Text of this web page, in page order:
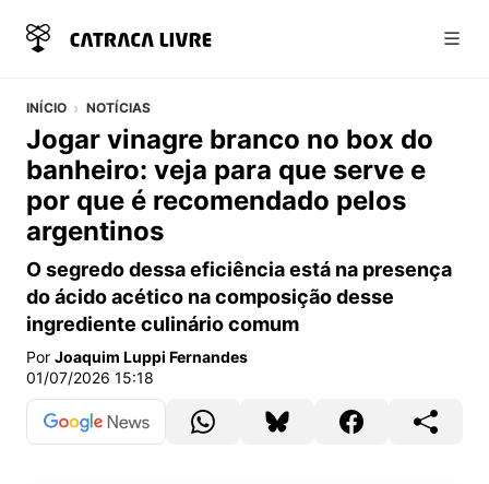
INÍCIO NOTÍCIAS
Jogar vinagre branco no box do
banheiro: veja para que serve e
por que é recomendado pelos
argentinos
O segredo dessa eficiência está na presença
do ácido acético na composição desse
ingrediente culinário comum
Por Joaquim Luppi Fernandes
01/07/2026 15:18